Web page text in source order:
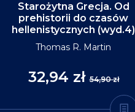
Starożytna Grecja. Od
prehistorii do czasów
hellenistycznych (wyd.4)
Thomas R. Martin
32,94 zł54,90 zł